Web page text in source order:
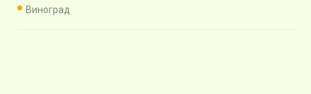
Виноград